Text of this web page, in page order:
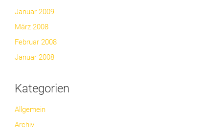
Januar 2009
März 2008
Februar 2008
Januar 2008
Kategorien
Allgemein
Archiv